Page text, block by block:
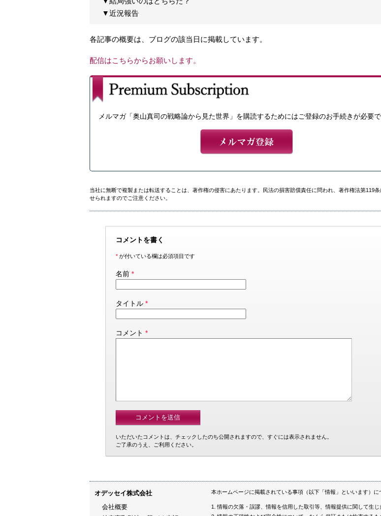
▼近況報告
各記事の概要は、ブログの該当日に掲載しています。
配信はこちらからお願いします。
メルマガ「奥山真司の戦略論から見た世界」を購読するためにはご登録のお手続きが必要で
当社に無断で複製または転送することは、著作権の侵害にあたります。民法の損害賠償責任に問われ、著作権法第119条
せられますのでご注意ください。
コメントを書く
*が付いている欄は必須項目です
名前 *
タイトル *
コメント *
いただいたコメントは、チェックしたのち公開されますので、すぐには表示されません。
ご了承のうえ、ご利用ください。
オデッセイ株式会社
会社概要
本ホームページに掲載されている事項（以下「情報」といいます）に
情報の欠落・誤謬、情報を信用した取引等、情報提供に関して生